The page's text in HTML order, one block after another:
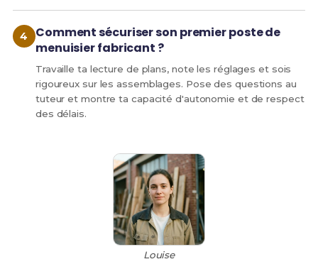
Comment sécuriser son premier poste de
menuisier fabricant ?
Travaille ta lecture de plans, note les réglages et sois
rigoureux sur les assemblages. Pose des questions au
tuteur et montre ta capacité d'autonomie et de respect
des délais.
Louise